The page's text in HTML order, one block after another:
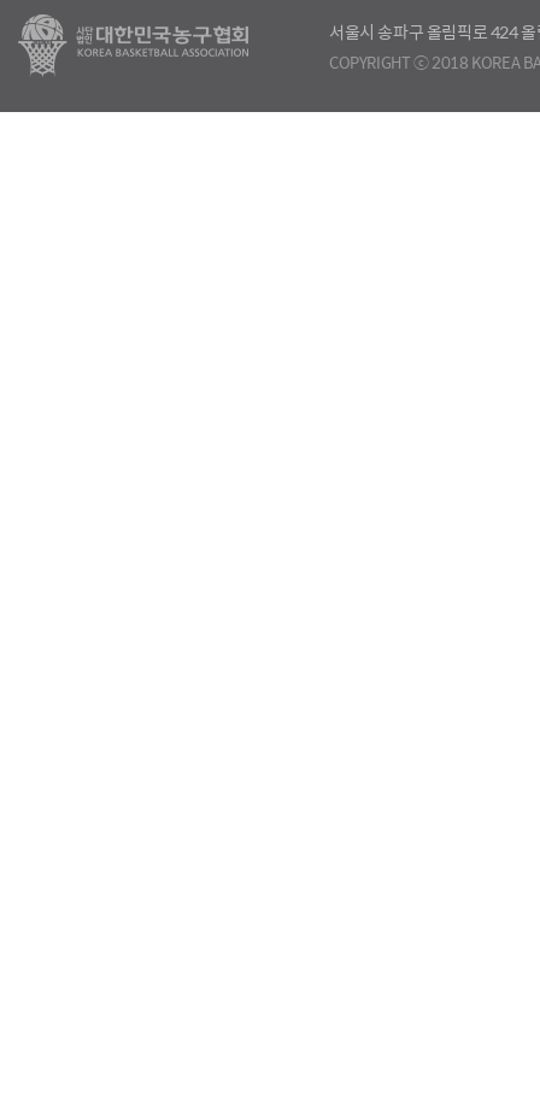
서울시 송파구 올림픽로 424
COPYRIGHT ⓒ 2018 KOREA